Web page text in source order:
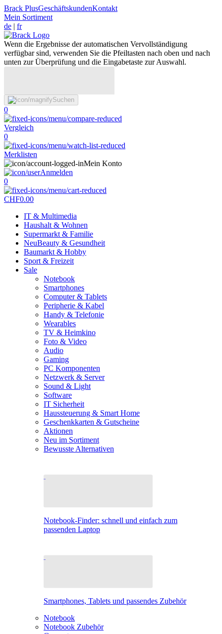
Brack PlusGeschäftskundenKontakt
Mein Sortiment
de | fr
Wenn die Ergebnisse der automatischen Vervollständigung
verfügbar sind, verwenden Sie die Pfeiltasten nach oben und nach
unten zur Überprüfung und die Eingabetaste zur Auswahl.
Suchen
0
Vergleich
0
Merklisten
Mein Konto
Anmelden
0
CHF0.00
IT & Multimedia
Haushalt & Wohnen
Supermarkt & Familie
NeuBeauty & Gesundheit
Baumarkt & Hobby
Sport & Freizeit
Sale
Notebook
Smartphones
Computer & Tablets
Peripherie & Kabel
Handy & Telefonie
Wearables
TV & Heimkino
Foto & Video
Audio
Gaming
PC Komponenten
Netzwerk & Server
Sound & Light
Software
IT Sicherheit
Haussteuerung & Smart Home
Geschenkkarten & Gutscheine
Aktionen
Neu im Sortiment
Bewusste Alternativen
Notebook-Finder: schnell und einfach zum
passenden Laptop
Smartphones, Tablets und passendes Zubehör
Notebook
Notebook Zubehör